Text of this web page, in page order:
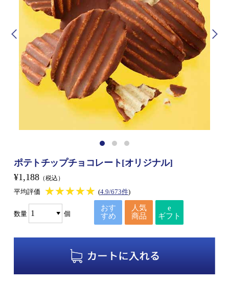
ポテトチップチョコレート[オリジナル]
¥1,188 （税込）
平均評価 ★★★★★
★★★★★ (4.9/673件)
数量 個
おす
すめ
人気
商品
e
ギフト